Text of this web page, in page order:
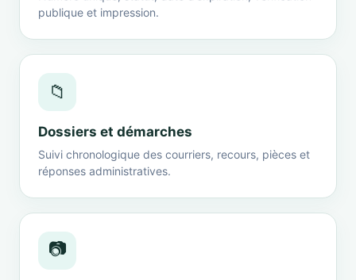
publique et impression.
📁
Dossiers et démarches
Suivi chronologique des courriers, recours, pièces et
réponses administratives.
📷